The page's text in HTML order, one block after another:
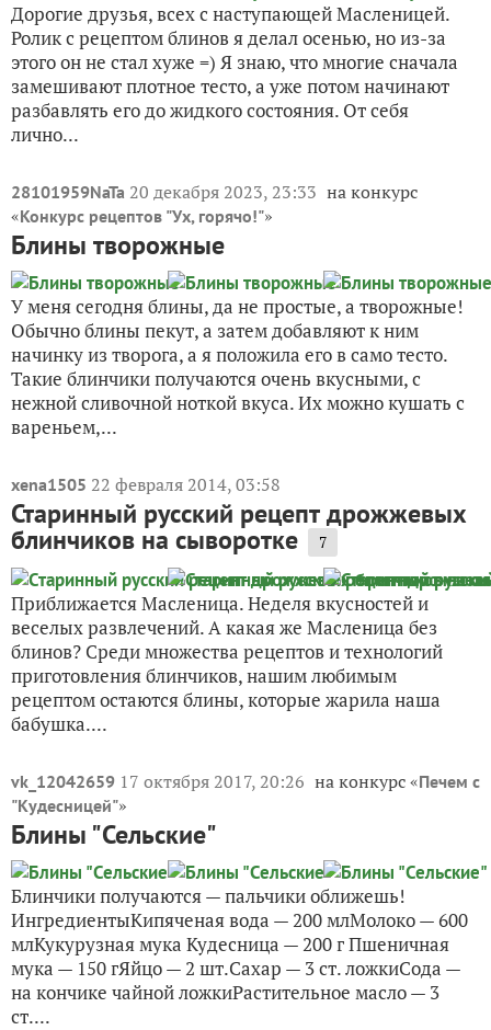
Дорогие друзья, всех с наступающей Масленицей.
Ролик с рецептом блинов я делал осенью, но из-за
этого он не стал хуже =) Я знаю, что многие сначала
замешивают плотное тесто, а уже потом начинают
разбавлять его до жидкого состояния. От себя
лично...
28101959NaTa 20 декабря 2023, 23:33 на конкурс
«Конкурс рецептов "Ух, горячо!"»
Блины творожные
У меня сегодня блины, да не простые, а творожные!
Обычно блины пекут, а затем добавляют к ним
начинку из творога, а я положила его в само тесто.
Такие блинчики получаются очень вкусными, с
нежной сливочной ноткой вкуса. Их можно кушать с
вареньем,...
xena1505 22 февраля 2014, 03:58
Старинный русский рецепт дрожжевых
блинчиков на сыворотке 7
Приближается Масленица. Неделя вкусностей и
веселых развлечений. А какая же Масленица без
блинов? Среди множества рецептов и технологий
приготовления блинчиков, нашим любимым
рецептом остаются блины, которые жарила наша
бабушка....
vk_12042659 17 октября 2017, 20:26 на конкурс «Печем с
"Кудесницей"»
Блины "Сельские"
Блинчики получаются — пальчики оближешь!
ИнгредиентыКипяченая вода — 200 млМолоко — 600
млКукурузная мука Кудесница — 200 г Пшеничная
мука — 150 гЯйцо — 2 шт.Сахар — 3 ст. ложкиСода —
на кончике чайной ложкиРастительное масло — 3
ст....